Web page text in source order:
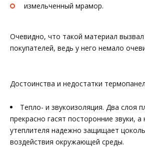
измельченный мрамор.
Очевидно, что такой материал вызвал
покупателей, ведь у него немало
Достоинства и недостатки
Тепло- и звукоизоляция. Два слоя
прекрасно гасят посторонние звуки,
утеплителя надежно защищает
воздействия окружающей среды.